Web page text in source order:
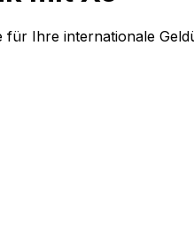
Ihre internationale